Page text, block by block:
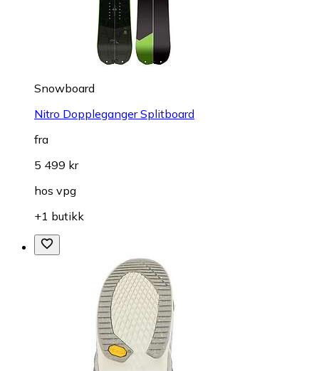
Snowboard
Nitro Doppleganger Splitboard
fra
5 499 kr
hos vpg
+1 butikk